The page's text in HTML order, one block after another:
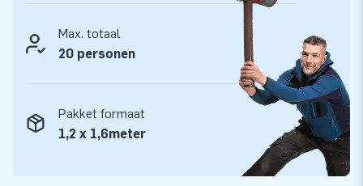
niet alleen een unieke opblaasattractie, maar ook onze
professionele service en levering. Daarom noemen onze
tevreden klanten ons ook wel ‘creators of greatness’.
Max. totaal
20 personen
Pakket formaat
1,2 x 1,6meter